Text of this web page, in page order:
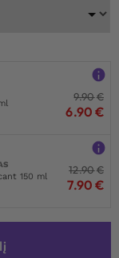
9.90€
6.90 €
150 ml
12.90€
7.90 €